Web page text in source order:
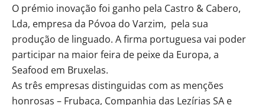
O prémio inovação foi ganho pela Castro & Cabero,
Lda, empresa da Póvoa do Varzim, pela sua
produção de linguado. A firma portuguesa vai poder
participar na maior feira de peixe da Europa, a
Seafood em Bruxelas.
As três empresas distinguidas com as menções
honrosas – Frubaça, Companhia das Lezírias SA e